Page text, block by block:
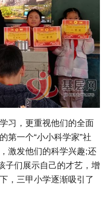
习，更重视他们的全面
第一个“小小科学家”社
激发他们的科学兴趣;还
子们展示自己的才艺，增
，三甲小学逐渐吸引了